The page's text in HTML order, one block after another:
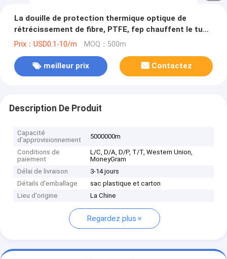
La douille de protection thermique optique de
rétrécissement de fibre, PTFE, fep chauffent le tube
de rétrécissement
Prix：USD0.1-10/m MOQ：500m
meilleur prix Contactez
Description De Produit
Capacité
d'approvisionnement
5000000m
Conditions de
paiement
L/C, D/A, D/P, T/T, Western Union,
MoneyGram
Délai de livraison
3-14 jours
Détails d'emballage
sac plastique et carton
Lieu d'origine
La Chine
Regardez plus